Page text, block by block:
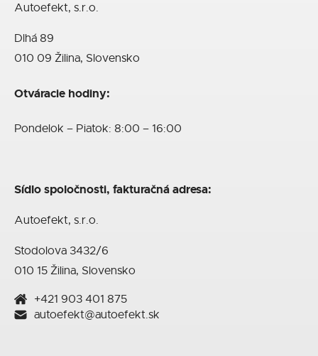
Autoefekt, s.r.o.
Dlhá 89
010 09 Žilina, Slovensko
Otváracie hodiny:
Pondelok – Piatok: 8:00 – 16:00
Sídlo spoločnosti, fakturačná adresa:
Autoefekt, s.r.o.
Stodolova 3432/6
010 15 Žilina, Slovensko
+421 903 401 875
autoefekt@autoefekt.sk